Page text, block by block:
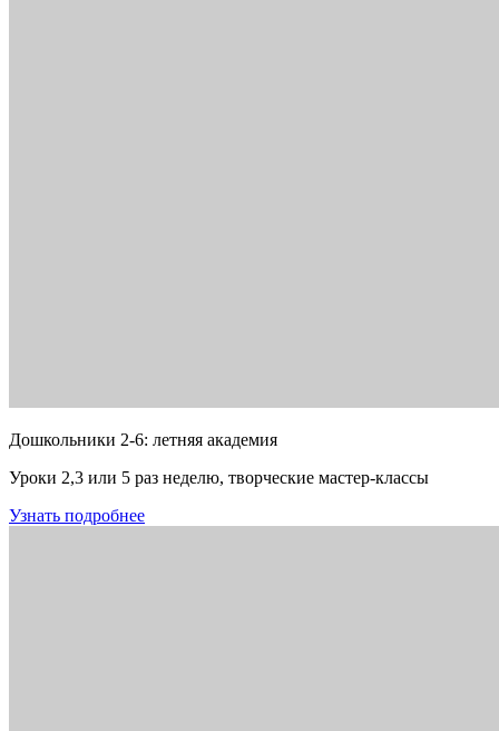
Дошкольники 2-6: летняя академия
Уроки 2,3 или 5 раз неделю, творческие мастер-классы
Узнать подробнее